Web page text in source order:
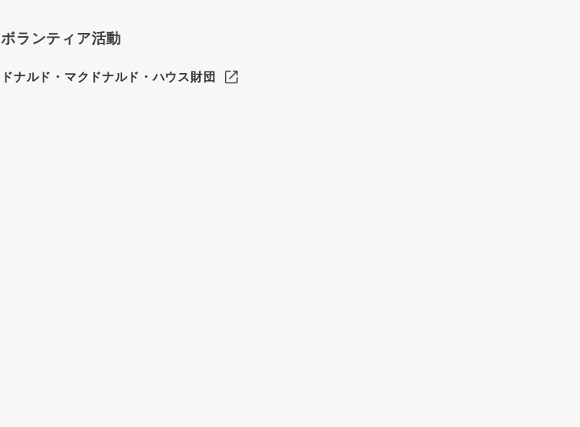
ボランティア活動
ドナルド・マクドナルド・ハウス財団